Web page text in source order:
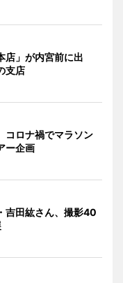
店」が内宮前に出
支店
ロナ禍でマラソン
ー企画
吉田紘さん、撮影40